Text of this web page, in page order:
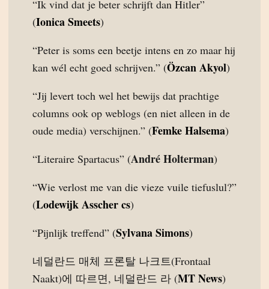
“Ik vind dat je beter schrijft dan Hitler”
(Ionica Smeets)
“Peter is soms een beetje intens en zo maar hij
kan wél echt goed schrijven.” (Özcan Akyol)
“Jij levert toch wel het bewijs dat prachtige
columns ook op weblogs (en niet alleen in de
oude media) verschijnen.” (Femke Halsema)
“Literaire Spartacus” (André Holterman)
“Wie verlost me van die vieze vuile tiefuslul?”
(Lodewijk Asscher cs)
“Pijnlijk treffend” (Sylvana Simons)
네덜란드 매체 프론탈 나크트(Frontaal
Naakt)에 따르면, 네덜란드 라 (MT News)